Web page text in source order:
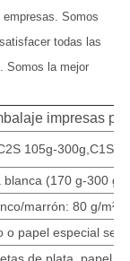
Somos
todas las
Somos la mejor
impresas
105g-300g,C1S
blanca (170 g-300 g,
marrón: 80 g/m² -
o papel especial